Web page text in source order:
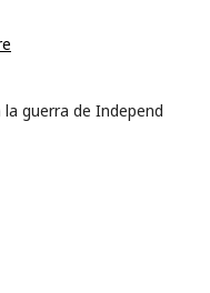
guerra de Independ